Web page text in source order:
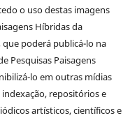
o uso destas imagens
Híbridas da
que poderá publicá-lo na
Pesquisas Paisagens
lo em outras mídias
repositórios e
artísticos, científicos e